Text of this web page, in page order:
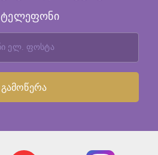
ტელეფონი